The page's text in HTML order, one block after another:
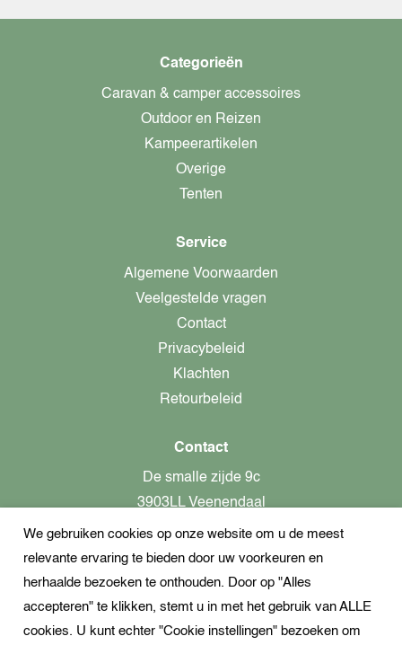
Categorieën
Caravan & camper accessoires
Outdoor en Reizen
Kampeerartikelen
Overige
Tenten
Service
Algemene Voorwaarden
Veelgestelde vragen
Contact
Privacybeleid
Klachten
Retourbeleid
Contact
De smalle zijde 9c
3903LL Veenendaal
alleen op afspraak aanwezig!
KvK-nummer: 82366799
Btw-nummer: nl862437301B01
We gebruiken cookies op onze website om u de meest
relevante ervaring te bieden door uw voorkeuren en
herhaalde bezoeken te onthouden. Door op "Alles
accepteren" te klikken, stemt u in met het gebruik van ALLE
cookies. U kunt echter "Cookie instellingen" bezoeken om